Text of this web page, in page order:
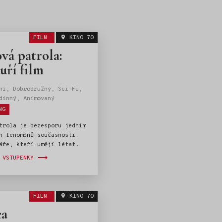
FILM KINO 70
patrola:
film
Dobrodružný, Sci-Fi,
Animovaný
je bezesporu jedním
současnosti.
kteří umějí létat
Skye), hasit
chlupáči), milují
světě. Stejnojmenný
láme rekordy ve
stejně se vede prodeji
FILM KINO 70